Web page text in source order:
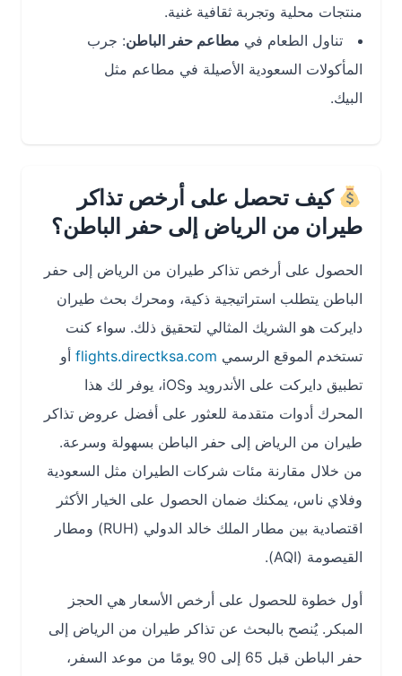
منتجات محلية وتجربة ثقافية غنية.
تناول الطعام فيمطاعم حفر الباطن: جرب
المأكولات السعودية الأصيلة في مطاعم مثل
كيف تحصل على أرخص تذاكر
طيران من الرياض إلى حفر الباطن؟
الحصول على أرخص تذاكر طيران من الرياض إلى حفر
الباطن يتطلب استراتيجية ذكية، ومحرك بحث طيران
دايركت هو الشريك المثالي لتحقيق ذلك. سواء كنت
تستخدم الموقع الرسمي flights.directksa.comأو
تطبيق دايركت على الأندرويد وiOS، يوفر لك هذا
المحرك أدوات متقدمة للعثور على أفضل عروض تذاكر
طيران من الرياض إلى حفر الباطن بسهولة وسرعة.
من خلال مقارنة مئات شركات الطيران مثل السعودية
وفلاي ناس، يمكنك ضمان الحصول على الخيار الأكثر
اقتصادية بين مطار الملك خالد الدولي (RUH) ومطار
القيصومة (AQI).
أول خطوة للحصول على أرخص الأسعار هي الحجز
المبكر. يُنصح بالبحث عن تذاكر طيران من الرياض إلى
حفر الباطن قبل 65 إلى 90 يومًا من موعد السفر،